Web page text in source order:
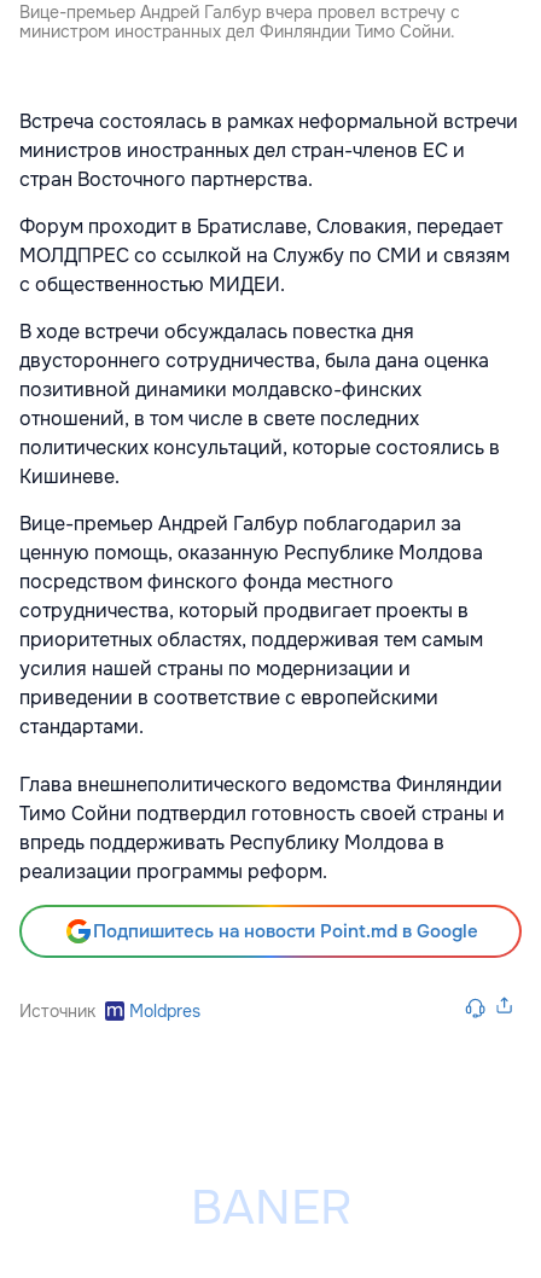
Вице-премьер Андрей Галбур вчера провел встречу с
министром иностранных дел Финляндии Тимо Сойни.
Встреча состоялась в рамках неформальной встречи
министров иностранных дел стран-членов ЕС и
стран Восточного партнерства.
Форум проходит в Братиславе, Словакия, передает
МОЛДПРЕС со ссылкой на Службу по СМИ и связям
с общественностью МИДЕИ.
В ходе встречи обсуждалась повестка дня
двустороннего сотрудничества, была дана оценка
позитивной динамики молдавско-финских
отношений, в том числе в свете последних
политических консультаций, которые состоялись в
Кишиневе.
Вице-премьер Андрей Галбур поблагодарил за
ценную помощь, оказанную Республике Молдова
посредством финского фонда местного
сотрудничества, который продвигает проекты в
приоритетных областях, поддерживая тем самым
усилия нашей страны по модернизации и
приведении в соответствие с европейскими
стандартами.
Глава внешнеполитического ведомства Финляндии
Тимо Сойни подтвердил готовность своей страны и
впредь поддерживать Республику Молдова в
реализации программы реформ.
Подпишитесь на новости Point.md в Google
Источник Moldpres